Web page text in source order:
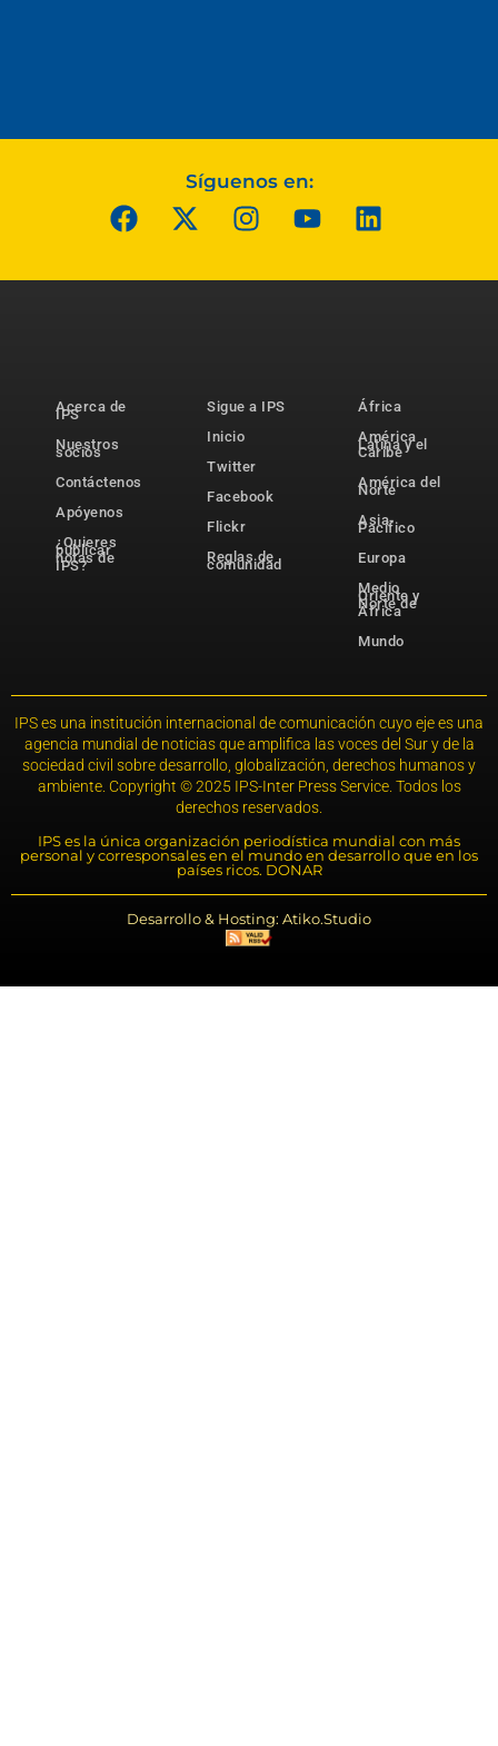
Síguenos en:
Acerca de
IPS
Nuestros
socios
Contáctenos
Apóyenos
¿Quieres
publicar
notas de
IPS?
Sigue a IPS
Inicio
Twitter
Facebook
Flickr
Reglas de
comunidad
África
América
Latina y el
Caribe
América del
Norte
Asia-
Pacífico
Europa
Medio
Oriente y
Norte de
África
Mundo
IPS es una institución internacional de comunicación cuyo eje es una
agencia mundial de noticias que amplifica las voces del Sur y de la
sociedad civil sobre desarrollo, globalización, derechos humanos y
ambiente. Copyright © 2025 IPS-Inter Press Service. Todos los
derechos reservados.
IPS es la única organización periodística mundial con más
personal y corresponsales en el mundo en desarrollo que en los
países ricos. DONAR
Desarrollo & Hosting: Atiko.Studio